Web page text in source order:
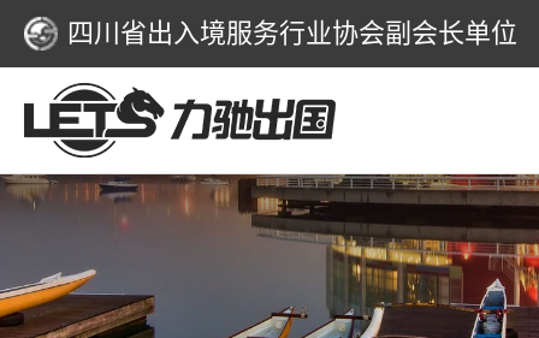
四川省出入境服务行业协会副会长单位